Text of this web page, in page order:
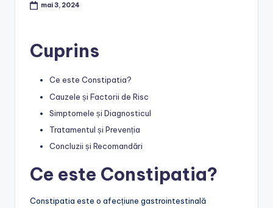
mai 3, 2024
Cuprins
Ce este Constipatia?
Cauzele și Factorii de Risc
Simptomele și Diagnosticul
Tratamentul și Prevenția
Concluzii și Recomandări
Ce este Constipatia?
Constipatia este o afecțiune gastrointestinală